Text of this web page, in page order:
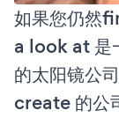
如果您仍然
a look at 是
的太阳镜公
create 的公